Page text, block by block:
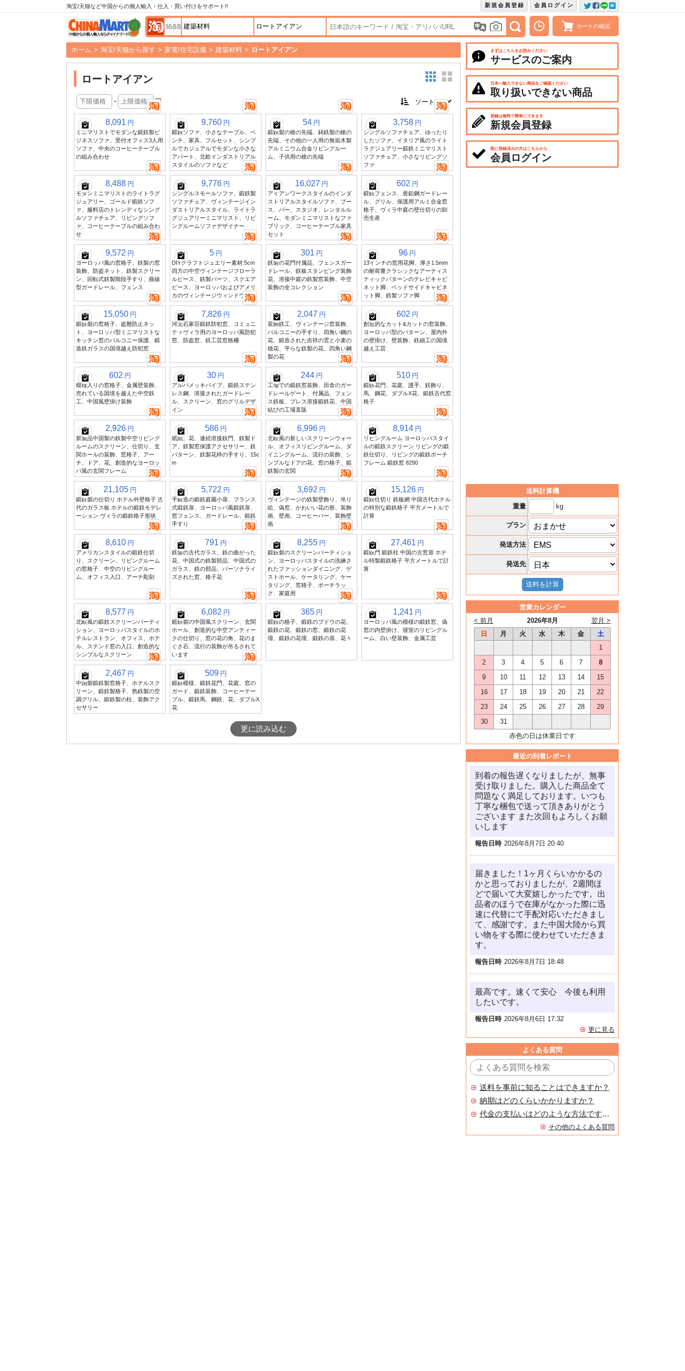
淘宝/天猫など中国からの個人輸入・仕入・買い付けをサポート!! 会員ログイン
新規会員登録
カートの確認
ホーム > 淘宝/天猫から探す > 家電/住宅設備 > 建築材料 > ロートアイアン
ロートアイアン
- 円
8,091 円
ミニマリストでモダンな鍛鉄製ビ
ジネスソファ、受付オフィス3人用
ソファ、中央のコーヒーテーブル
の組み合わせ
9,760 円
鍛鉄ソファ、小さなテーブル、ベ
ンチ、家具、フルセット、シンプ
ルでカジュアルでモダンな小さな
アパート、北欧インダストリアル
スタイルのソファなど
54 円
鍛鉄製の槍の先端、鋳鉄製の槍の
先端、その他の一人用の無垢木製
アルミニウム合金リビングルー
ム、子供用の槍の先端
3,758 円
シングルソファチェア、ゆったり
したソファ、イタリア風のライト
ラグジュアリー鍛鉄ミニマリスト
ソファチェア、小さなリビングソ
ファ
8,488 円
モダンミニマリストのライトラグ
ジュアリー、ゴールド鍛鉄ソフ
ァ、服料店のトレンディなシング
ルソファチェア、リビングソフ
ァ、コーヒーテーブルの組み合わ
せ
9,776 円
シングルスモールソファ、鍛鉄製
ソファチェア、ヴィンテージイン
ダストリアルスタイル、ライトラ
グジュアリーミニマリスト、リビ
ングルームソファデザイナー
16,027 円
アイアンワークスタイルのインダ
ストリアルスタイルソファ、ブー
ス、バー、スタジオ、レンタルル
ーム、モダンミニマリストなファ
ブリック、コーヒーテーブル家具
セット
602 円
鍛鉄フェンス、亜鉛鋼ガードレー
ル、グリル、保護用アルミ合金窓
格子、ヴィラ中庭の壁仕切りの卸
売生産
9,572 円
ヨーロッパ風の窓格子、鉄製の窓
装飾、防盗ネット、鉄製スクリー
ン、回転式鉄製階段手すり、曲線
型ガードレール、フェンス
5 円
DIYクラフトジュエリー素材:5cm
四方の中空ヴィンテージフローラ
ルピース、鉄製パーツ、スクエア
ピース、ヨーロッパおよびアメリ
カのヴィンテージウィンドウ装飾
301 円
鉄製の花門付属品、フェンスガー
ドレール、鉄板スタンピング装飾
花、溶接中庭の鉄製窓装飾、中空
装飾の全コレクション
96 円
13インチの窓用花脚、厚さ1.5mm
の耐荷重クラシックなアーティス
ティックパターンのテレビキャビ
ネット脚、ベッドサイドキャビネ
ット脚、鉄製ソファ脚
15,050 円
鍛鉄製の窓格子、盗難防止ネッ
ト、ヨーロッパ型ミニマリストな
キッチン窓のバルコニー保護、鍛
造鉄ガラスの国境越え防犯窓
7,826 円
河北石家荘鍛鉄防犯窓、コミュニ
ティヴィラ用のヨーロッパ風防犯
窓、防盗窓、鉄工芸窓格柵
2,047 円
装飾鉄工、ヴィンテージ窓装飾、
バルコニーの手すり、四角い鋼の
花、鍛造された吉祥の雲と小麦の
穂花、平らな鉄製の花、四角い鋼
製の花
602 円
創造的なカット&カットの窓装飾、
ヨーロッパ型のパターン、屋内外
の壁掛け、壁装飾、鉄細工の国境
越え工芸
602 円
模様入りの窓格子、金属壁装飾、
売れている国境を越えた中空鉄
工、中国風壁掛け装飾
30 円
アルバメッキパイプ、鍛鉄ステン
レス鋼、溶接されたガードレー
ル、スクリーン、窓のグリルデザ
イン
244 円
工場での鍛鉄窓装飾、田舎のガー
ドレールゲート、付属品、フェン
ス鉄板、プレス溶接鍛鉄花、中国
結びの工場直販
510 円
鍛鉄花門、花庭、護手、鉄飾り、
馬、鋼花、ダブルX花、鍛鉄古代窓
格子
2,926 円
新製品中国製の鉄製中空リビング
ルームのスクリーン、仕切り、玄
関ホールの装飾、窓格子、アー
チ、ドア、花、創造的なヨーロッ
パ風の玄関フレーム
586 円
紙紙、花、連続溶接鉄門、鉄製ド
ア、鉄製窓保護アクセサリー、鉄
パターン、鉄製花枠の手すり、15c
m
6,996 円
北欧風の新しいスクリーンウォー
ル、オフィスリビングルーム、ダ
イニングルーム、流行の装飾、シ
ンプルなドアの花、窓の格子、鍛
鉄製の玄関
8,914 円
リビングルーム ヨーロッパスタイ
ルの鍛鉄スクリーン リビングの鍛
鉄仕切り、リビングの鍛鉄ポーチ
フレーム 鍛鉄窓 8290
21,105 円
鍛鉄製の仕切り ホテル外壁格子 古
代のガラス板 ホテルの鍛鉄モデレ
ーション ヴィラの鍛鉄格子形状
5,722 円
手鍛造の鍛鉄庭園小扉、フランス
式鍛鉄扉、ヨーロッパ風鍛鉄扉、
窓フェンス、ガードレール、鍛鉄
手すり
3,692 円
ヴィンテージの鉄製壁飾り、吊り
絵、偽窓、かわいい花の形、装飾
画、壁画、コーヒーバー、装飾壁
画
15,126 円
鍛鉄仕切り 鉄板網 中国古代ホテル
の特別な鍛鉄格子 平方メートルで
計算
8,610 円
アメリカンスタイルの鍛鉄仕切
り、スクリーン、リビングルーム
の窓格子、中空のリビングルー
ム、オフィス入口、アーチ彫刻
791 円
鉄製の古代ガラス、鉄の曲がった
花、中国式の鉄製部品、中国式の
ガラス、鉄の部品、パーソナライ
ズされた窓、格子花
8,255 円
鍛鉄製のスクリーンパーティショ
ン、ヨーロッパスタイルの洗練さ
れたファッションダイニング、ゲ
ストホール、ケータリング、ケー
タリング、窓格子、ポーチラッ
ク、家庭用
27,461 円
鍛鉄門 鍛鉄柱 中国の古窓扉 ホテ
ル特製鍛鉄格子 平方メートルで計
算
8,577 円
北欧風の鍛鉄スクリーンパーティ
ション、ヨーロッパスタイルのホ
テルレストラン、オフィス、ホテ
ル、ステンド窓の入口、創造的な
シンプルなスクリーン
6,082 円
鍛鉄製の中国風スクリーン、玄関
ホール、創造的な中空アンティー
クの仕切り、窓の花の角、花のま
ぐさ石、流行の装飾が吊るされて
います
365 円
鍛鉄の格子、鍛鉄のブドウの花、
鍛鉄の花、鍛鉄の窓、鍛鉄の花
壇、鍛鉄の花壇、鍛鉄の扉、花々
1,241 円
ヨーロッパ風の模様の鍛鉄窓、偽
窓の内壁掛け、寝室のリビングル
ーム、白い壁装飾、金属工芸
2,467 円
中国製鍛鉄製窓格子、ホテルスク
リーン、鍛鉄製格子、熟鉄製の空
調グリル、鍛鉄製の柱、装飾アク
セサリー
509 円
鍛鉄模様、鍛鉄花門、花庭、窓の
ガード、鍛鉄装飾、コーヒーテー
ブル、鍛鉄馬、鋼鉄、花、ダブルX
花
更に読み込む
まずはこちらをお読みください
サービスのご案内
日本へ輸入できない商品をご確認ください
取り扱いできない商品
登録は無料で簡単にできます
新規会員登録
既に登録済みの方はこちらから
会員ログイン
送料計算機
重量
kg
プラン
発送方法
発送先
営業カレンダー
2026年8月
< 前月
翌月 >
日
月 火 水 木 金
土
1
2
3 4 5 6 7
8
9
10 11 12 13 14
15
16
17 18 19 20 21
22
23
24 25 26 27 28
29
30
31
赤色の日は休業日です
最近の到着レポート
到着の報告遅くなりましたが、無事
受け取りました。購入した商品全て
問題なく満足しております。いつも
丁寧な梱包で送って頂きありがとう
ございます また次回もよろしくお願
いします
報告日時 2026年8月7日 20:40
届きました！1ヶ月くらいかかるの
かと思っておりましたが、2週間ほ
どで届いて大変嬉しかったです。出
品者のほうで在庫がなかった際に迅
速に代替にて手配対応いただきまし
て、感謝です。また中国大陸から買
い物をする際に使わせていただきま
す。
報告日時 2026年8月7日 18:48
最高です。速くて安心 今後も利用
したいです。
報告日時 2026年8月6日 17:32
更に見る
よくある質問
送料を事前に知ることはできますか？
納期はどのくらいかかりますか？
代金の支払いはどのような方法ですか？
その他のよくある質問